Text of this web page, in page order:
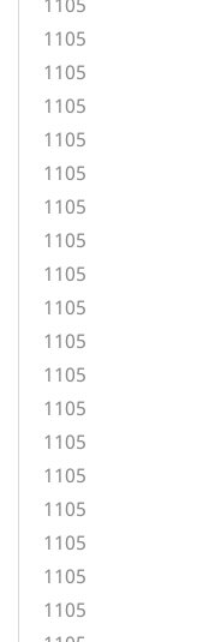
1105
1105
1105
1105
1105
1105
1105
1105
1105
1105
1105
1105
1105
1105
1105
1105
1105
1105